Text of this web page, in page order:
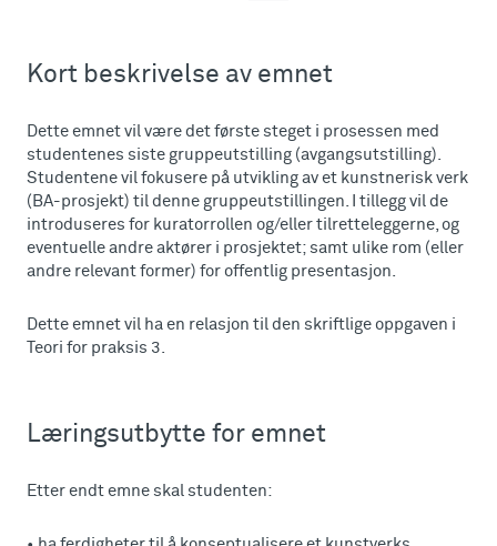
Kort beskrivelse av emnet
Dette emnet vil være det første steget i prosessen med
studentenes siste gruppeutstilling (avgangsutstilling).
Studentene vil fokusere på utvikling av et kunstnerisk verk
(BA-prosjekt) til denne gruppeutstillingen. I tillegg vil de
introduseres for kuratorrollen og/eller tilretteleggerne, og
eventuelle andre aktører i prosjektet; samt ulike rom (eller
andre relevant former) for offentlig presentasjon.
Dette emnet vil ha en relasjon til den skriftlige oppgaven i
Teori for praksis 3.
Læringsutbytte for emnet
Etter endt emne skal studenten: